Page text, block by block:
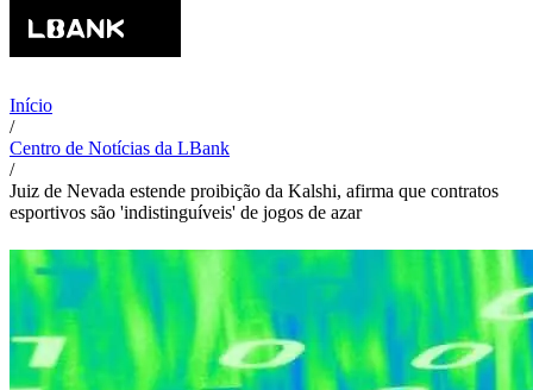
Início
/
Centro de Notícias da LBank
/
Juiz de Nevada estende proibição da Kalshi, afirma que contratos
esportivos são 'indistinguíveis' de jogos de azar